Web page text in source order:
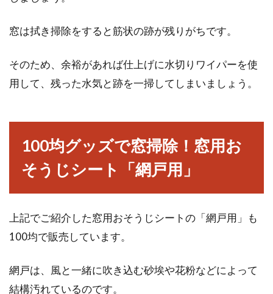
窓は拭き掃除をすると筋状の跡が残りがちです。
そのため、余裕があれば仕上げに水切りワイパーを使
用して、残った水気と跡を一掃してしまいましょう。
100均グッズで窓掃除！窓用お
そうじシート「網戸用」
上記でご紹介した窓用おそうじシートの「網戸用」も
100均で販売しています。
網戸は、風と一緒に吹き込む砂埃や花粉などによって
結構汚れているのです。